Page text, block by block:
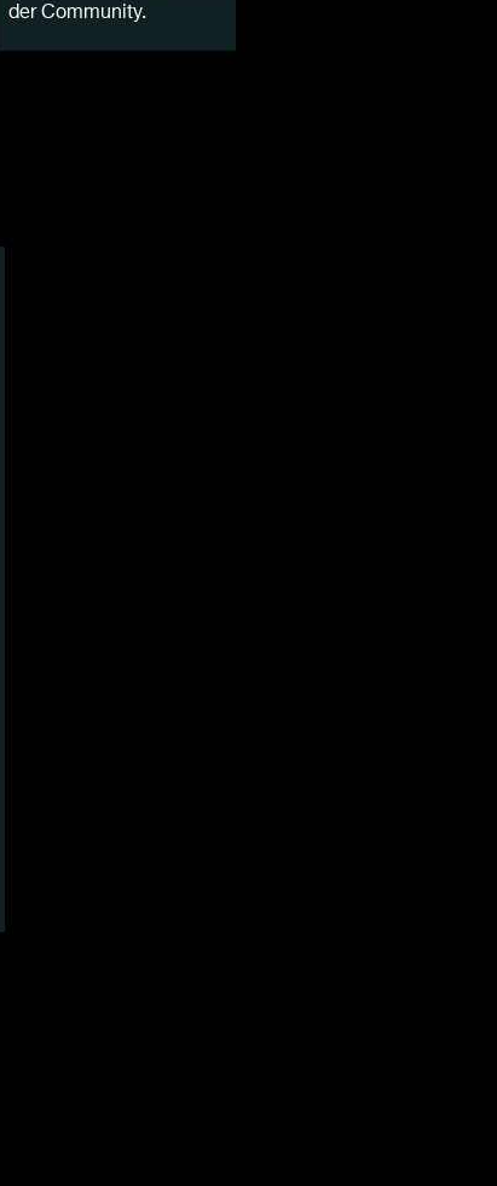
der Community.